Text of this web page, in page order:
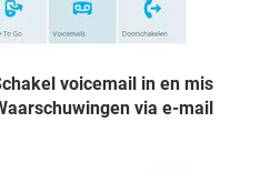
voicemail in en mis
via e-mail